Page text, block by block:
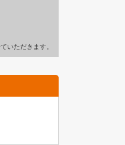
いただきます。